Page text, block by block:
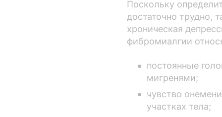
Поскольку
достаточно трудно,
хроническая
фибромиалгии
постоянные
мигренями;
чувство
участках тела;